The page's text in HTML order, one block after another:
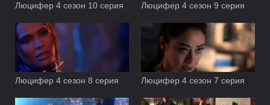
Люцифер 4 сезон 10 серия Люцифер 4 сезон 9 серия
Люцифер 4 сезон 8 серия Люцифер 4 сезон 7 серия